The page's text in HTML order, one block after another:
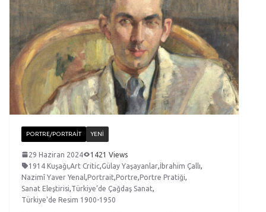
PORTRE/PORTRAIT YENI
29 Haziran 2024
1421 Views
1914 Kuşağı,Art Critic,Gülay Yaşayanlar,İbrahim Çallı,
Nazimî Yaver Yenal,Portrait,Portre,Portre Pratiği,
Sanat Eleştirisi,Türkiye’de Çağdaş Sanat,
Türkiye'de Resim 1900-1950